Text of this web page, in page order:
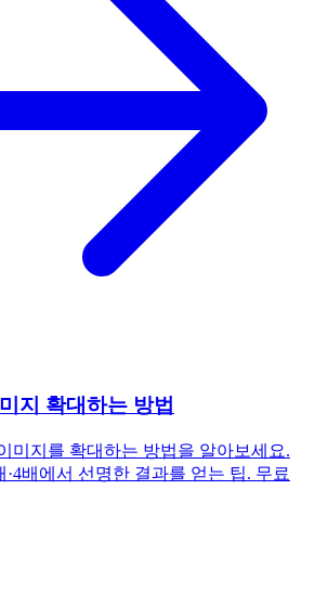
지 확대하는 방법
미지를 확대하는 방법을 알아보세요.
배에서 선명한 결과를 얻는 팁. 무료